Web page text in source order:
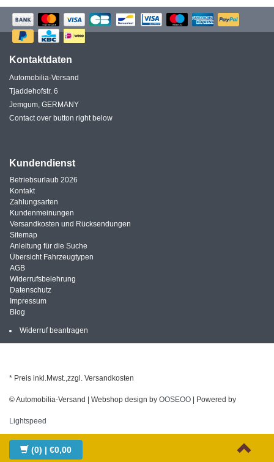
Kontaktdaten
Automobilia-Versand
Tjaddehofstr. 6
Jemgum, GERMANY
Contact over button right below
Kundendienst
Betriebsurlaub 2026
Kontakt
Zahlungsarten
Kundenmeinungen
Versandkosten und Rücksendungen
Sitemap
Anleitung für die Suche
Übersicht Fahrzeugtypen
AGB
Widerrufsbelehrung
Datenschutz
Impressum
Blog
Widerruf beantragen
* Preis inkl.Mwst.,zzgl. Versandkosten
© Automobilia-Versand | Webshop design by OOSEOO | Powered by
Lightspeed
(0) | €0,00